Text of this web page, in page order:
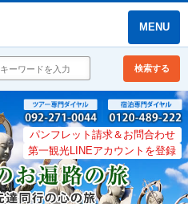
MENU
検索する
パンフレット請求＆お問合わせ
第一観光LINEアカウントを登録